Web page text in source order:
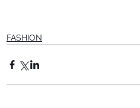
FASHION